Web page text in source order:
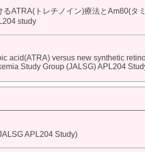
ATRA(トレチノイン)療法とAm80(
study
acid(ATRA) versus new synthetic
Study Group (JALSG) APL204
APL204 Study)